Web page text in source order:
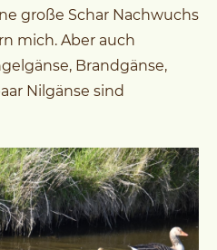
große Schar Nachwuchs
mich. Aber auch
Brandgänse,
Nilgänse sind